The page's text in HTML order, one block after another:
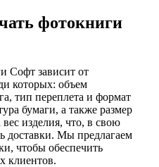
фотокниги
Софт зависит от
которых: объем
тип переплета и формат
бумаги, а также размер
изделия, что, в свою
доставки. Мы предлагаем
чтобы обеспечить
клиентов.